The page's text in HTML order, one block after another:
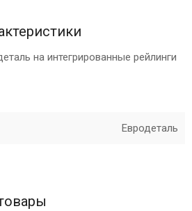
на интегрированные рейлинги
Евродеталь